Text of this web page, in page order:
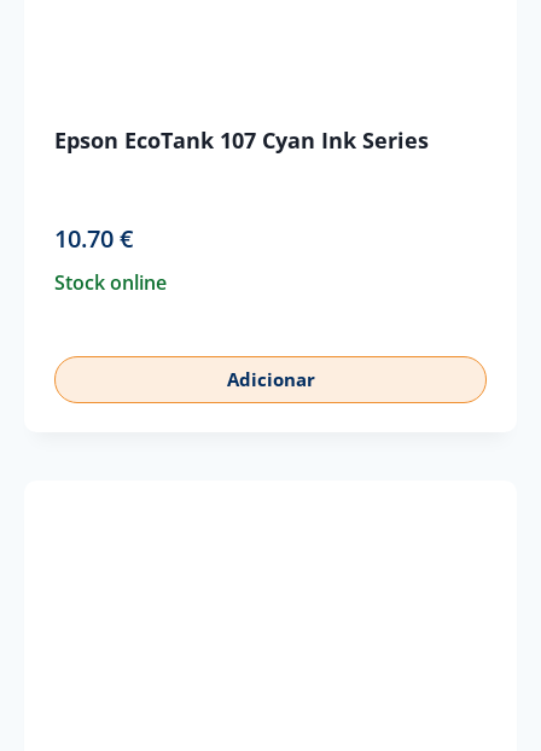
Epson EcoTank 107 Cyan Ink Series
10.70€
Stock online
Adicionar